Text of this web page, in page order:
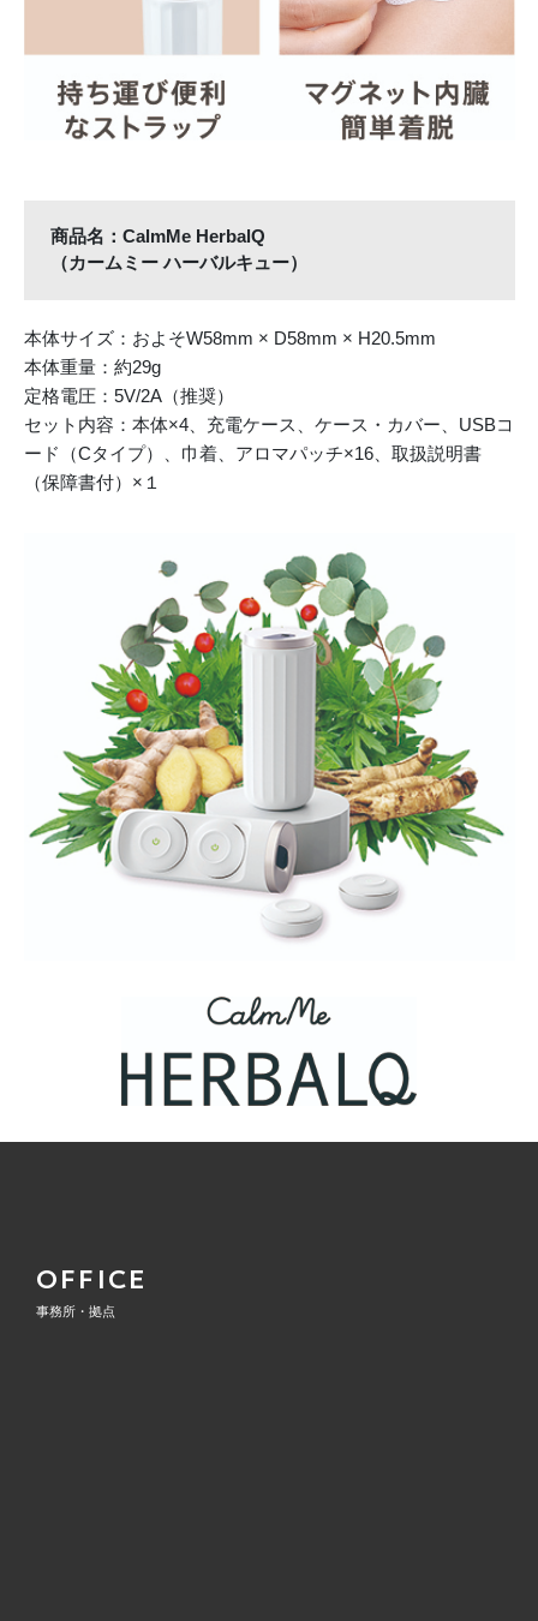
商品名：CalmMe HerbalQ
（カームミー ハーバルキュー）
本体サイズ：およそW58mm × D58mm × H20.5mm
本体重量：約29g
定格電圧：5V/2A（推奨）
セット内容：本体×4、充電ケース、ケース・カバー、USBコ
ード（Cタイプ）、巾着、アロマパッチ×16、取扱説明書
（保障書付）×１
OFFICE
事務所・拠点